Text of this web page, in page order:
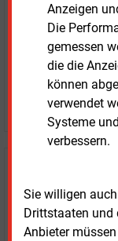
Anzeigen
Die
gemessen
die die
können
verwendet
Systeme
verbessern.
Sie willigen
Drittstaaten und
Anbieter
LOGIN
Sprechen Sie